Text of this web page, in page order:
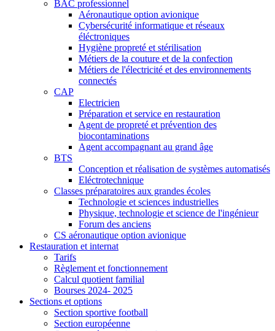
BAC professionnel
Aéronautique option avionique
Cybersécurité informatique et réseaux
éléctroniques
Hygiène propreté et stérilisation
Métiers de la couture et de la confection
Métiers de l'électricité et des environnements
connectés
CAP
Electricien
Préparation et service en restauration
Agent de propreté et prévention des
biocontaminations
Agent accompagnant au grand âge
BTS
Conception et réalisation de systèmes automatisés
Eléctrotechnique
Classes préparatoires aux grandes écoles
Technologie et sciences industrielles
Physique, technologie et science de l'ingénieur
Forum des anciens
CS aéronautique option avionique
Restauration et internat
Tarifs
Règlement et fonctionnement
Calcul quotient familial
Bourses 2024- 2025
Sections et options
Section sportive football
Section européenne